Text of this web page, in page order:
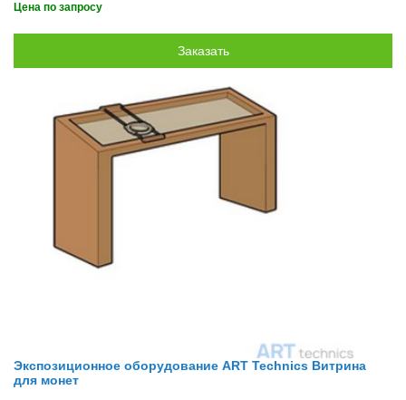
Цена по запросу
Экспозиционное оборудование ART Technics Витрина
для монет